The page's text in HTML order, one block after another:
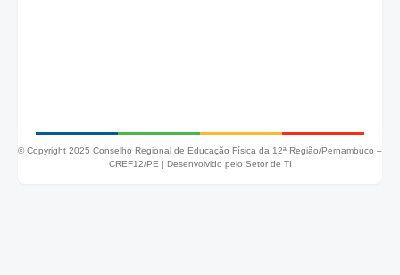
© Copyright 2025 Conselho Regional de Educação Física da 12ª Região/Pernambuco –
CREF12/PE | Desenvolvido pelo Setor de TI